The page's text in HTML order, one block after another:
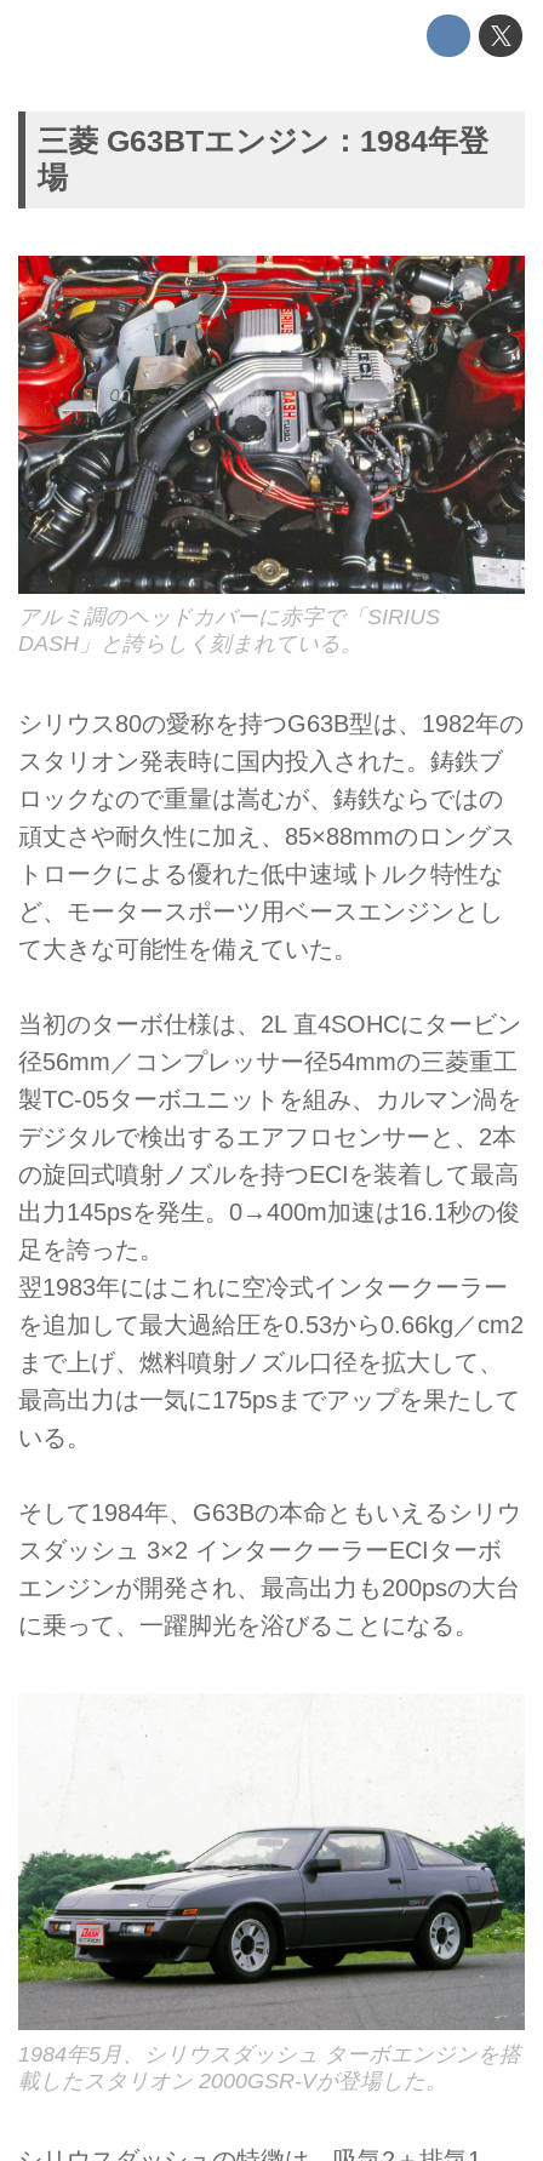
三菱 G63BTエンジン：1984年登
場
アルミ調のヘッドカバーに赤字で「SIRIUS
DASH」と誇らしく刻まれている。
シリウス80の愛称を持つG63B型は、1982年の
スタリオン発表時に国内投入された。鋳鉄ブ
ロックなので重量は嵩むが、鋳鉄ならではの
頑丈さや耐久性に加え、85×88mmのロングス
トロークによる優れた低中速域トルク特性な
ど、モータースポーツ用ベースエンジンとし
て大きな可能性を備えていた。
当初のターボ仕様は、2L 直4SOHCにタービン
径56mm／コンプレッサー径54mmの三菱重工
製TC-05ターボユニットを組み、カルマン渦を
デジタルで検出するエアフロセンサーと、2本
の旋回式噴射ノズルを持つECIを装着して最高
出力145psを発生。0→400m加速は16.1秒の俊
足を誇った。
翌1983年にはこれに空冷式インタークーラー
を追加して最大過給圧を0.53から0.66kg／cm2
まで上げ、燃料噴射ノズル口径を拡大して、
最高出力は一気に175psまでアップを果たして
いる。
そして1984年、G63Bの本命ともいえるシリウ
スダッシュ 3×2 インタークーラーECIターボ
エンジンが開発され、最高出力も200psの大台
に乗って、一躍脚光を浴びることになる。
1984年5月、シリウスダッシュ ターボエンジンを搭
載したスタリオン 2000GSR-Vが登場した。